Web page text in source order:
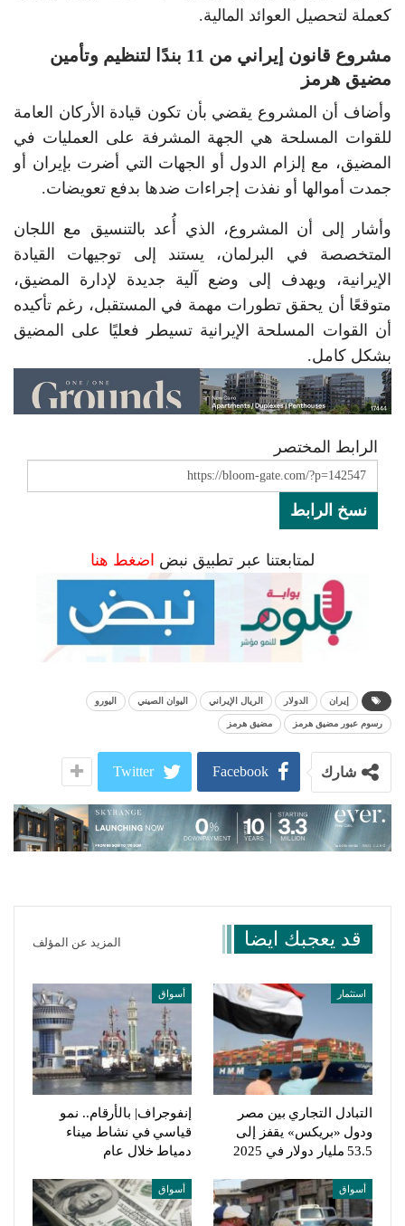
كعملة لتحصيل العوائد المالية.
مشروع قانون إيراني من 11 بندًا لتنظيم وتأمين
مضيق هرمز
وأضاف أن المشروع يقضي بأن تكون قيادة الأركان العامة
للقوات المسلحة هي الجهة المشرفة على العمليات في
المضيق، مع إلزام الدول أو الجهات التي أضرت بإيران أو
جمدت أموالها أو نفذت إجراءات ضدها بدفع تعويضات.
وأشار إلى أن المشروع، الذي أُعد بالتنسيق مع اللجان
المتخصصة في البرلمان، يستند إلى توجيهات القيادة
الإيرانية، ويهدف إلى وضع آلية جديدة لإدارة المضيق،
متوقعًا أن يحقق تطورات مهمة في المستقبل، رغم تأكيده
أن القوات المسلحة الإيرانية تسيطر فعليًا على المضيق
بشكل كامل.
الرابط المختصر
نسخ الرابط
لمتابعتنا عبر تطبيق نبض اضغط هنا
إيران الدولار الريال الإيراني اليوان الصيني اليورو
رسوم عبور مضيق هرمز مضيق هرمز
شارك Facebook
Twitter
قد يعجبك ايضا المزيد عن المؤلف
استثمار
التبادل التجاري بين مصر
ودول «بريكس» يقفز إلى
53.5 مليار دولار في 2025
أسواق
إنفوجراف| بالأرقام.. نمو
قياسي في نشاط ميناء
دمياط خلال عام
أسواق أسواق